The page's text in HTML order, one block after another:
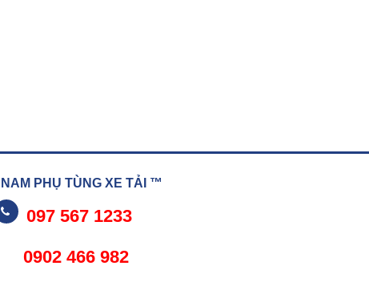
NAM PHỤ TÙNG XE TẢI ™
097 567 1233
0902 466 982